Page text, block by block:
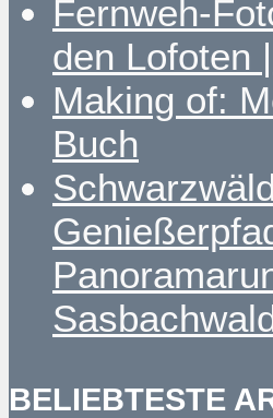
Fernweh-
den Lofoten
Making of:
Buch
BELIEBTESTE